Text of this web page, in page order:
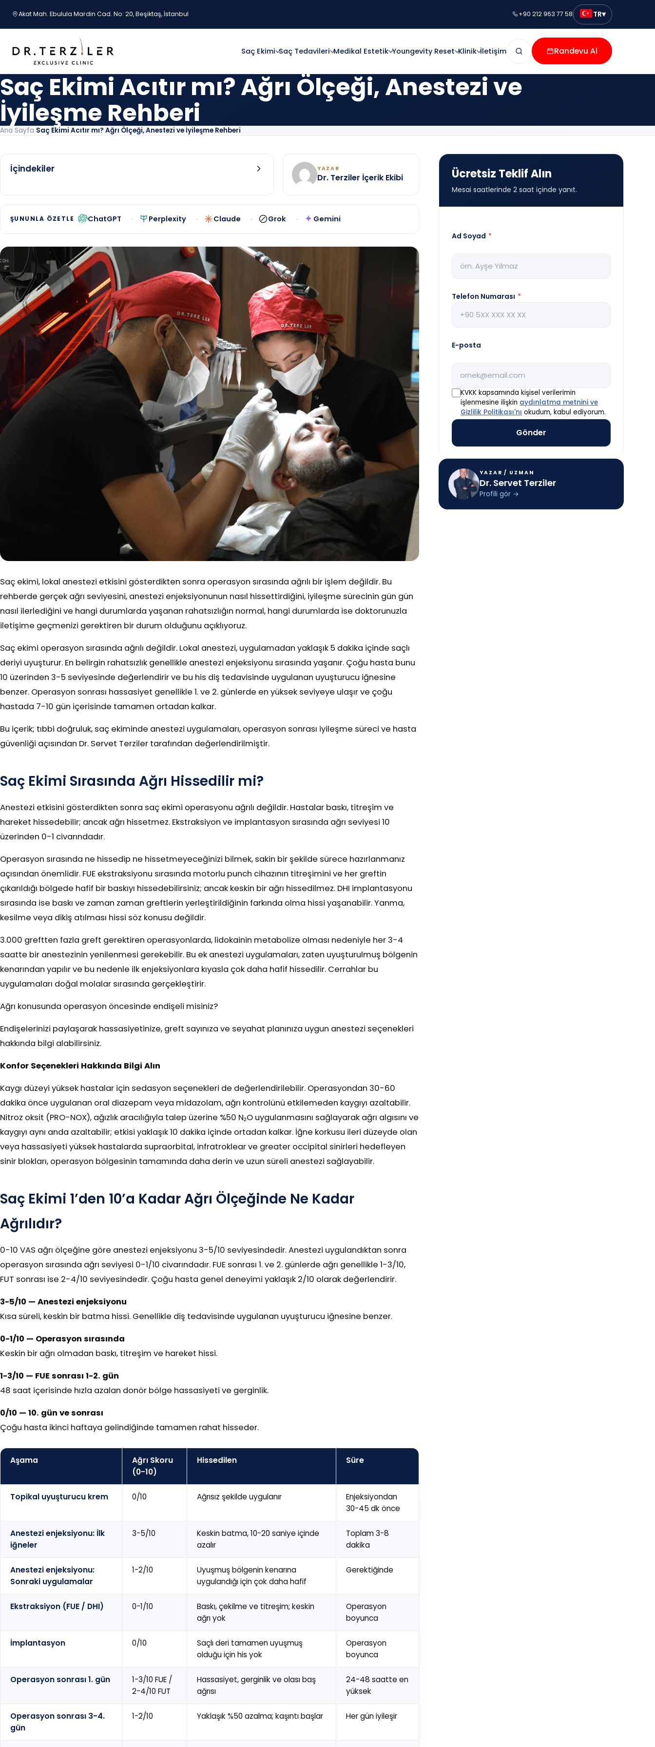
Akat Mah. Ebulula Mardin Cad. No: 20, Beşiktaş, İstanbul +90 212 963 77 58 TR▾
Saç Ekimi Saç Tedavileri Medikal Estetik Youngevity Reset Klinik İletişim Randevu Al
Saç Ekimi Acıtır mı? Ağrı Ölçeği, Anestezi ve
İyileşme Rehberi
Ana Sayfa Saç Ekimi Acıtır mı? Ağrı Ölçeği, Anestezi ve İyileşme Rehberi
İçindekiler YAZAR
Dr. Terziler İçerik Ekibi
ŞUNUNLA ÖZETLE ChatGPT Perplexity Claude Grok Gemini
Saç ekimi, lokal anestezi etkisini gösterdikten sonra operasyon sırasında ağrılı bir işlem değildir. Bu
rehberde gerçek ağrı seviyesini, anestezi enjeksiyonunun nasıl hissettirdiğini, iyileşme sürecinin gün gün
nasıl ilerlediğini ve hangi durumlarda yaşanan rahatsızlığın normal, hangi durumlarda ise doktorunuzla
iletişime geçmenizi gerektiren bir durum olduğunu açıklıyoruz.
Saç ekimi operasyon sırasında ağrılı değildir. Lokal anestezi, uygulamadan yaklaşık 5 dakika içinde saçlı
deriyi uyuşturur. En belirgin rahatsızlık genellikle anestezi enjeksiyonu sırasında yaşanır. Çoğu hasta bunu
10 üzerinden 3-5 seviyesinde değerlendirir ve bu his diş tedavisinde uygulanan uyuşturucu iğnesine
benzer. Operasyon sonrası hassasiyet genellikle 1. ve 2. günlerde en yüksek seviyeye ulaşır ve çoğu
hastada 7-10 gün içerisinde tamamen ortadan kalkar.
Bu içerik; tıbbi doğruluk, saç ekiminde anestezi uygulamaları, operasyon sonrası iyileşme süreci ve hasta
güvenliği açısından Dr. Servet Terziler tarafından değerlendirilmiştir.
Saç Ekimi Sırasında Ağrı Hissedilir mi?
Anestezi etkisini gösterdikten sonra saç ekimi operasyonu ağrılı değildir. Hastalar baskı, titreşim ve
hareket hissedebilir; ancak ağrı hissetmez. Ekstraksiyon ve implantasyon sırasında ağrı seviyesi 10
üzerinden 0-1 civarındadır.
Operasyon sırasında ne hissedip ne hissetmeyeceğinizi bilmek, sakin bir şekilde sürece hazırlanmanız
açısından önemlidir. FUE ekstraksiyonu sırasında motorlu punch cihazının titreşimini ve her greftin
çıkarıldığı bölgede hafif bir baskıyı hissedebilirsiniz; ancak keskin bir ağrı hissedilmez. DHI implantasyonu
sırasında ise baskı ve zaman zaman greftlerin yerleştirildiğinin farkında olma hissi yaşanabilir. Yanma,
kesilme veya dikiş atılması hissi söz konusu değildir.
3.000 greftten fazla greft gerektiren operasyonlarda, lidokainin metabolize olması nedeniyle her 3-4
saatte bir anestezinin yenilenmesi gerekebilir. Bu ek anestezi uygulamaları, zaten uyuşturulmuş bölgenin
kenarından yapılır ve bu nedenle ilk enjeksiyonlara kıyasla çok daha hafif hissedilir. Cerrahlar bu
uygulamaları doğal molalar sırasında gerçekleştirir.
Ağrı konusunda operasyon öncesinde endişeli misiniz?
Endişelerinizi paylaşarak hassasiyetinize, greft sayınıza ve seyahat planınıza uygun anestezi seçenekleri
hakkında bilgi alabilirsiniz.
Konfor Seçenekleri Hakkında Bilgi Alın
Kaygı düzeyi yüksek hastalar için sedasyon seçenekleri de değerlendirilebilir. Operasyondan 30-60
dakika önce uygulanan oral diazepam veya midazolam, ağrı kontrolünü etkilemeden kaygıyı azaltabilir.
Nitroz oksit (PRO-NOX), ağızlık aracılığıyla talep üzerine %50 N₂O uygulanmasını sağlayarak ağrı algısını ve
kaygıyı aynı anda azaltabilir; etkisi yaklaşık 10 dakika içinde ortadan kalkar. İğne korkusu ileri düzeyde olan
veya hassasiyeti yüksek hastalarda supraorbital, infratroklear ve greater occipital sinirleri hedefleyen
sinir blokları, operasyon bölgesinin tamamında daha derin ve uzun süreli anestezi sağlayabilir.
Saç Ekimi 1’den 10’a Kadar Ağrı Ölçeğinde Ne Kadar
Ağrılıdır?
0-10 VAS ağrı ölçeğine göre anestezi enjeksiyonu 3-5/10 seviyesindedir. Anestezi uygulandıktan sonra
operasyon sırasında ağrı seviyesi 0-1/10 civarındadır. FUE sonrası 1. ve 2. günlerde ağrı genellikle 1-3/10,
FUT sonrası ise 2-4/10 seviyesindedir. Çoğu hasta genel deneyimi yaklaşık 2/10 olarak değerlendirir.
3-5/10 — Anestezi enjeksiyonu
Kısa süreli, keskin bir batma hissi. Genellikle diş tedavisinde uygulanan uyuşturucu iğnesine benzer.
0-1/10 — Operasyon sırasında
Keskin bir ağrı olmadan baskı, titreşim ve hareket hissi.
1-3/10 — FUE sonrası 1-2. gün
48 saat içerisinde hızla azalan donör bölge hassasiyeti ve gerginlik.
0/10 — 10. gün ve sonrası
Çoğu hasta ikinci haftaya gelindiğinde tamamen rahat hisseder.
Aşama
Ağrı Skoru
(0-10)
Hissedilen Süre
Topikal uyuşturucu krem 0/10 Ağrısız şekilde uygulanır
Enjeksiyondan
30-45 dk önce
Anestezi enjeksiyonu: İlk
iğneler
3-5/10
Keskin batma, 10-20 saniye içinde
azalır
Toplam 3-8
dakika
Anestezi enjeksiyonu:
Sonraki uygulamalar
1-2/10
Uyuşmuş bölgenin kenarına
uygulandığı için çok daha hafif
Gerektiğinde
Ekstraksiyon (FUE / DHI) 0-1/10
Baskı, çekilme ve titreşim; keskin
ağrı yok
Operasyon
boyunca
İmplantasyon 0/10
Saçlı deri tamamen uyuşmuş
olduğu için his yok
Operasyon
boyunca
Operasyon sonrası 1. gün
1-3/10 FUE /
2-4/10 FUT
Hassasiyet, gerginlik ve olası baş
ağrısı
24-48 saatte en
yüksek
Operasyon sonrası 3-4.
gün
1-2/10 Yaklaşık %50 azalma; kaşıntı başlar Her gün iyileşir
Ücretsiz Teklif Alın
Mesai saatlerinde 2 saat içinde yanıt.
Ad Soyad *
Telefon Numarası *
E-posta
KVKK kapsamında kişisel verilerimin
işlenmesine ilişkin aydınlatma metnini ve
Gizlilik Politikası'nı okudum, kabul ediyorum.
YAZAR / UZMAN
Dr. Servet Terziler
Profili gör →